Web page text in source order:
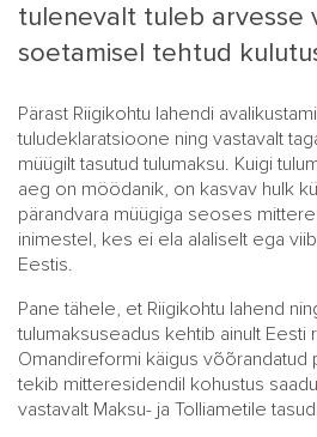
tulenevalt tuleb arvesse
soetamisel tehtud
Pärast Riigikohtu lahendi
tuludeklaratsioone ning vastavalt
müügilt tasutud tulumaksu. Kuigi
aeg on möödanik, on kasvav hulk
pärandvara müügiga seoses
inimestel, kes ei ela alaliselt ega
Eestis.
Pane tähele, et Riigikohtu lahend
tulumaksuseadus kehtib ainult Eesti
Omandireformi käigus võõrandatud
tekib mitteresidendil kohustus
vastavalt Maksu- ja Tolliametile